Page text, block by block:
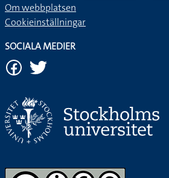
Om webbplatsen
Cookieinställningar
SOCIALA MEDIER